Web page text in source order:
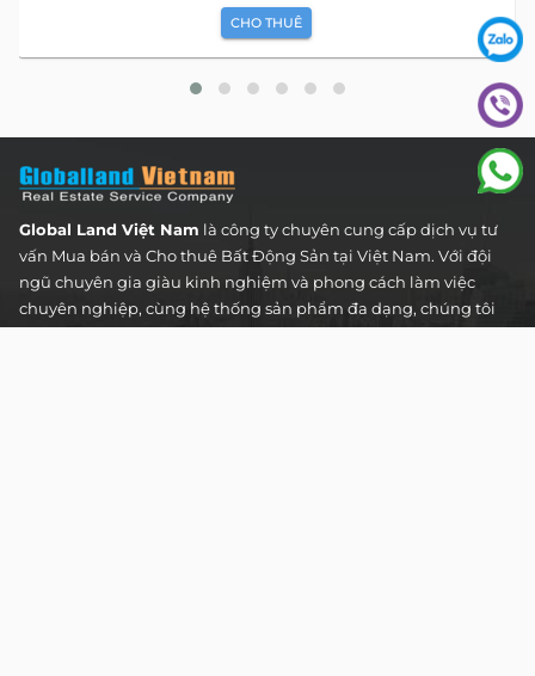
CHO THUÊ
Global Land Việt Nam là công ty chuyên cung cấp dịch vụ tư
vấn Mua bán và Cho thuê Bất Động Sản tại Việt Nam. Với đội
ngũ chuyên gia giàu kinh nghiệm và phong cách làm việc
chuyên nghiệp, cùng hệ thống sản phẩm đa dạng, chúng tôi